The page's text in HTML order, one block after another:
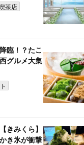
茶店
臨！？たこ
グルメ大集
きみくら】
き氷が衝撃